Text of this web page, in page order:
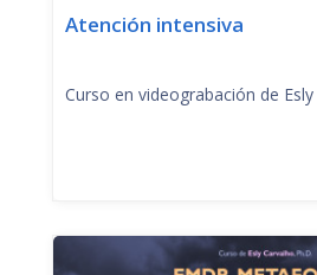
Atención intensiva
Curso en videograbación de